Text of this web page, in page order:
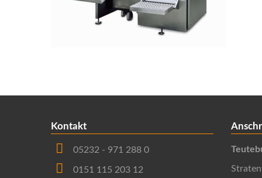
Kontakt
05232 - 971 288 0
0151 115 203 12